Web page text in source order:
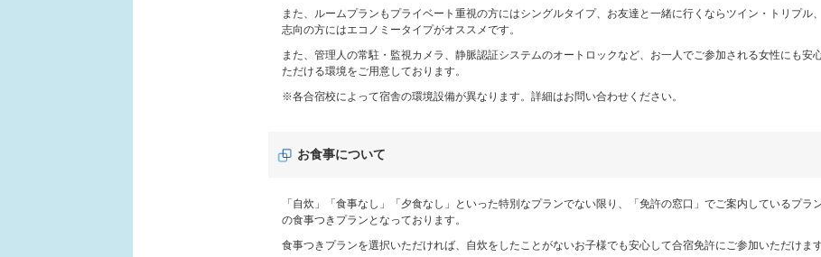
また、ルームプランもプライベート重視の方にはシングルタイプ、お友達と一緒に行くならツイン・トリプル
志向の方にはエコノミータイプがオススメです。
また、管理人の常駐・監視カメラ、静脈認証システムのオートロックなど、お一人でご参加される女性にも安
ただける環境をご用意しております。
※各合宿校によって宿舎の環境設備が異なります。詳細はお問い合わせください。
お食事について
「自炊」「食事なし」「夕食なし」といった特別なプランでない限り、「免許の窓口」でご案内しているプラ
の食事つきプランとなっております。
食事つきプランを選択いただければ、自炊をしたことがないお子様でも安心して合宿免許にご参加いただけます